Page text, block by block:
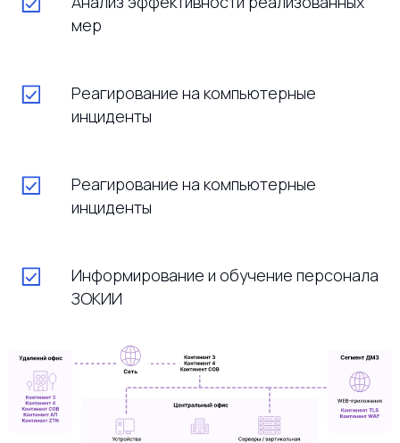
мер
Реагирование на компьютерные
инциденты
Реагирование на компьютерные
инциденты
Информирование и обучение персонала
ЗОКИИ
ВГУЮ, г. Москва
Мультимедиа-системы
для актового зала
АО «Петрозаводскмаш»,
Республика Карелия